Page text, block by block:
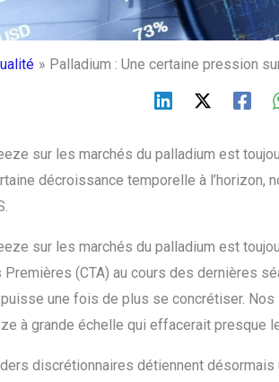
Palladium : Une certaine pression
sur les marchés du palladium est
décroissance temporelle à
sur les marchés du palladium est
(CTA) au cours des dernières
une fois de plus se concrétiser.
à grande échelle qui effacerait presque
discrétionnaires détiennent